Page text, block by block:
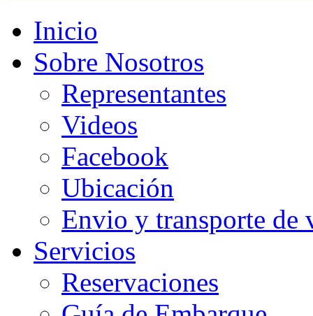
Inicio
Sobre Nosotros
Representantes
Videos
Facebook
Ubicación
Envio y transporte de
Servicios
Reservaciones